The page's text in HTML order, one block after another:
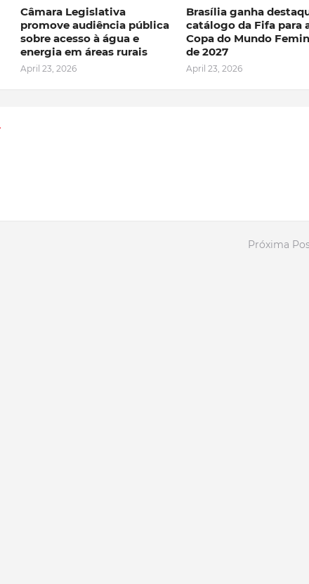
Câmara Legislativa
promove audiência pública
sobre acesso à água e
energia em áreas rurais
April 23, 2026
Brasília ganha
catálogo da Fifa para
Copa do Mundo
de 2027
April 23, 2026
Próxima